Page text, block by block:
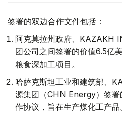
签署的双边合作文件包括：
阿克莫拉州政府、KAZAKH
团公司之间签署的价值6.5亿
粮食深加工项目。
哈萨克斯坦工业和建筑部、
源集团（CHN Energy）签
作协议，旨在生产煤化工产品